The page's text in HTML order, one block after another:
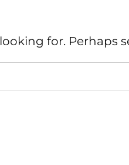
for. Perhaps